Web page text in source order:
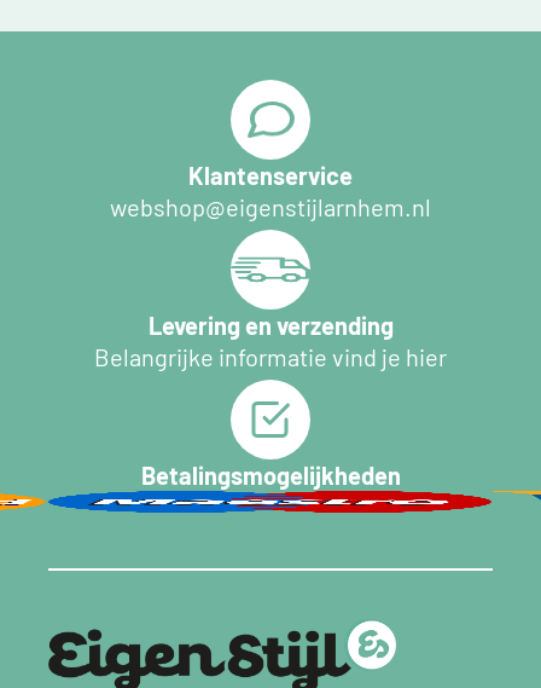
Klantenservice
webshop@eigenstijlarnhem.nl
Levering en verzending
Belangrijke informatie vind je hier
Betalingsmogelijkheden